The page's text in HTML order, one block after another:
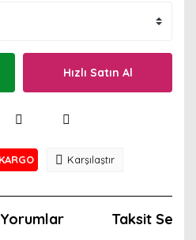
Hızlı Satın Al
Karşılaştır
Yorumlar Taksit